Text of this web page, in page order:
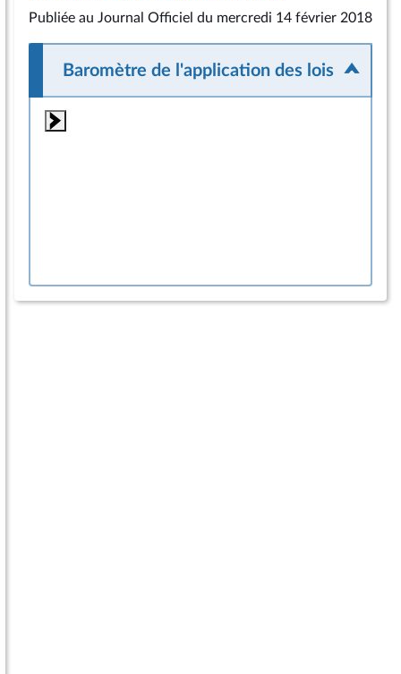
Publiée au Journal Officiel du mercredi 14 février 2018
Baromètre de l'application des lois